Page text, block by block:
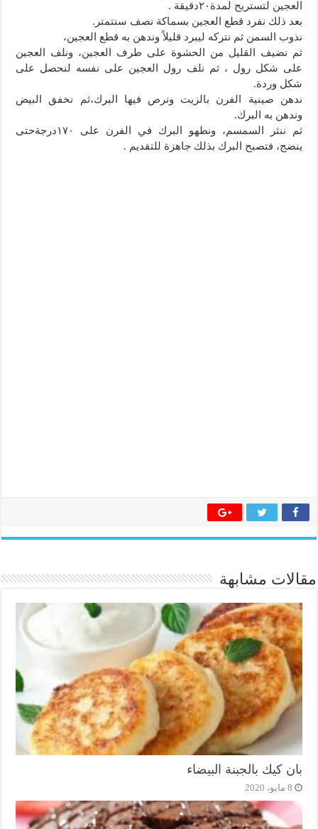
العجين لتستريح لمدة٢۰دقيقة .
بعد ذلك نفرد قطع العجين بسماكة نصف سنتمتر.
نذوب السمن ثم نتركه ليبرد قليلاً وندهن به قطع العجين،
ثم نضيف القليل من الحشوة على طرف العجين، ونلف العجين
على شكل رول ، ثم نلف رول العجين على نفسه لنحصل على
شكل وردة.
ندهن صينية الفرن بالزيت ونرص فيها البرك،ثم نخفق البيض
وندهن به البرك.
ثم ننثر السمسم، ونطهو البرك في الفرن على ۱٧۰درجةحتى
ينضج، فتصبح البرك بذلك جاهزة للتقديم .
مقالات مشابهة
بان كيك بالجبنة البيضاء
8 مايو، 2020